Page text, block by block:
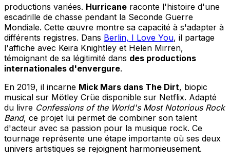
productions variées. Hurricane raconte l'histoire d'une
escadrille de chasse pendant la Seconde Guerre
Mondiale. Cette œuvre montre sa capacité à s'adapter à
différents registres. Dans Berlin, I Love You, il partage
l'affiche avec Keira Knightley et Helen Mirren,
témoignant de sa légitimité dans des productions
internationales d'envergure.
En 2019, il incarne Mick Mars dans The Dirt, biopic
musical sur Mötley Crüe disponible sur Netflix. Adapté
du livre Confessions of the World's Most Notorious Rock
Band, ce projet lui permet de combiner son talent
d'acteur avec sa passion pour la musique rock. Ce
tournage représente une étape importante où ses deux
univers artistiques se rejoignent harmonieusement.